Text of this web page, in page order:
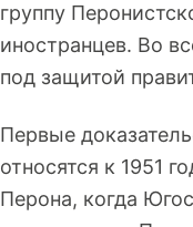
группу
иностранцев. Во
под защитой
Первые
относятся к 1951
Перона, когда